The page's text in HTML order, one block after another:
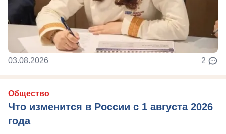
03.08.2026 2
Общество
Что изменится в России с 1 августа 2026
года